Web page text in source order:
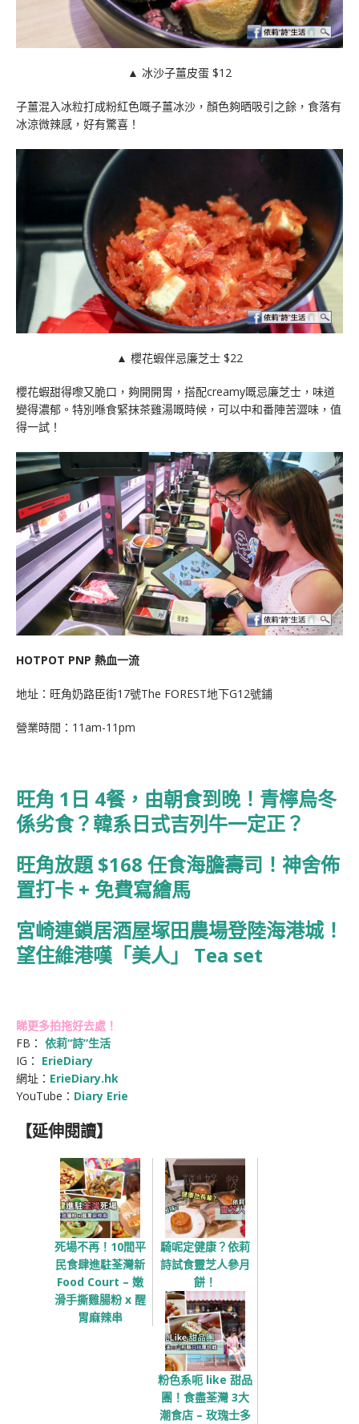
▲ 冰沙子薑皮蛋 $12
子薑混入冰粒打成粉紅色嘅子薑冰沙，顏色夠晒吸引之餘，食落有
冰涼微辣感，好有驚喜！
▲ 櫻花蝦伴忌廉芝士 $22
櫻花蝦甜得嚟又脆口，夠開開胃，搭配creamy嘅忌廉芝士，味道
變得濃郁。特別喺食緊抹茶雞湯嘅時候，可以中和番陣苦澀味，值
得一試！
HOTPOT PNP 熱血一流
地址：旺角奶路臣街17號The FOREST地下G12號鋪
營業時間：11am-11pm
旺角 1日 4餐，由朝食到晚！青檸烏冬
係劣食？韓系日式吉列牛一定正？
旺角放題 $168 任食海膽壽司！神舍佈
置打卡 + 免費寫繪馬
宮崎連鎖居酒屋塚田農場登陸海港城！
望住維港嘆「美人」 Tea set
睇更多拍拖好去處！
FB： 依莉“詩”生活
IG： ErieDiary
網址： ErieDiary.hk
YouTube： Diary Erie
【延伸閱讀】
死場不再！10間平
民食肆進駐荃灣新
Food Court – 嫩
滑手撕雞腸粉 x 醒
胃麻辣串
騎呢定健康？依莉
詩試食靈芝人參月
餅！
粉色系呃 like 甜品
團！食盡荃灣 3大
潮食店 – 玫瑰士多